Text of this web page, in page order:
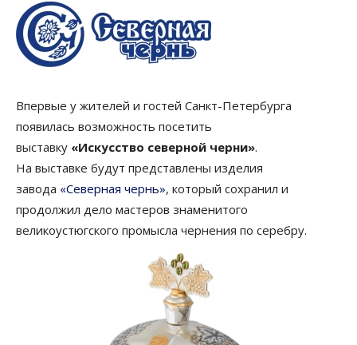
Впервые у жителей и гостей Санкт-Петербурга
появилась возможность посетить
выставку «Искусство северной черни».
На выставке будут представлены изделия
завода «Северная чернь», который сохранил и
продолжил дело мастеров знаменитого
великоустюгского промысла чернения по серебру.